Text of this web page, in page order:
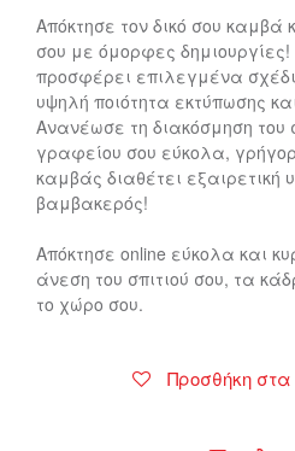
Απόκτησε τον δικό σου καμβά
σου με όμορφες δημιουργίες!
προσφέρει επιλεγμένα
υψηλή ποιότητα εκτύπωσης
Ανανέωσε τη διακόσμηση του
γραφείου σου εύκολα,
καμβάς διαθέτει εξαιρετική
βαμβακερός!
Απόκτησε online εύκολα και
άνεση του σπιτιού σου, τα
το χώρο σου.
Προσθήκη